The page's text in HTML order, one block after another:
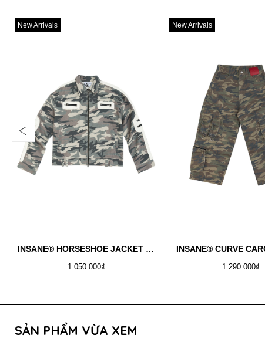
New Arrivals
INSANE® HORSESHOE JACKET - WINTER CAMO
1.050.000₫
New Arrivals
INSANE® CURVE
1.290.000₫
SẢN PHẨM VỪA XEM